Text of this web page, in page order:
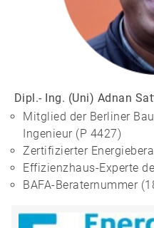
Dipl.- Ing. (Uni) Adnan
Mitglied der Berliner
Ingenieur (P 4427)
Zertifizierter
Effizienzhaus-Experte
BAFA-Beraternummer